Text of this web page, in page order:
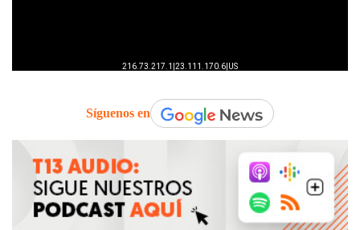
Síguenos en